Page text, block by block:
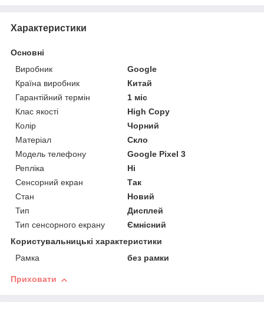
Характеристики
Основні
Виробник
Google
Країна виробник
Китай
Гарантійний термін
1 міс
Клас якості
High Copy
Колір
Чорний
Матеріал
Скло
Модель телефону
Google Pixel 3
Репліка
Ні
Сенсорний екран
Так
Стан
Новий
Тип
Дисплей
Тип сенсорного екрану
Ємнісний
Користувальницькі характеристики
Рамка
без рамки
Приховати